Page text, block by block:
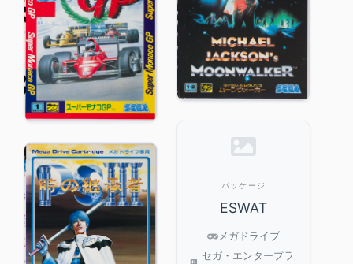
パッケージ
ESWAT
メガドライブ
セガ・エンタープラ